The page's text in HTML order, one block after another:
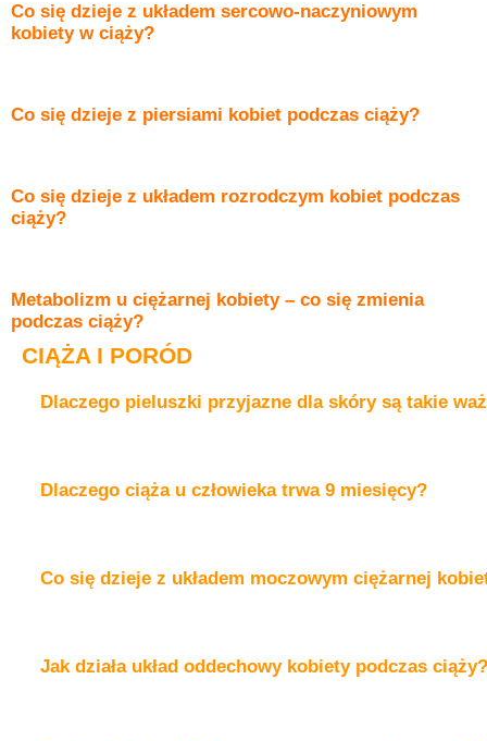
Co się dzieje z układem sercowo-naczyniowym
kobiety w ciąży?
Co się dzieje z piersiami kobiet podczas ciąży?
Co się dzieje z układem rozrodczym kobiet podczas
ciąży?
Metabolizm u ciężarnej kobiety – co się zmienia
podczas ciąży?
CIĄŻA I PORÓD
Dlaczego pieluszki przyjazne dla skóry są takie
Dlaczego ciąża u człowieka trwa 9 miesięcy?
Co się dzieje z układem moczowym ciężarnej
Jak działa układ oddechowy kobiety podczas ciąży?